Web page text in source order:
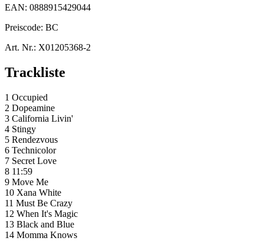
EAN: 0888915429044
Preiscode: BC
Art. Nr.: X01205368-2
Trackliste
1 Occupied
2 Dopeamine
3 California Livin'
4 Stingy
5 Rendezvous
6 Technicolor
7 Secret Love
8 11:59
9 Move Me
10 Xana White
11 Must Be Crazy
12 When It's Magic
13 Black and Blue
14 Momma Knows